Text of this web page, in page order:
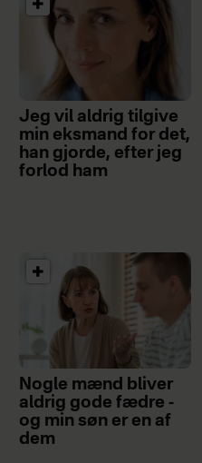
Jeg vil aldrig tilgive
min eksmand for det,
han gjorde, efter jeg
forlod ham
Nogle mænd bliver
aldrig gode fædre -
og min søn er en af
dem